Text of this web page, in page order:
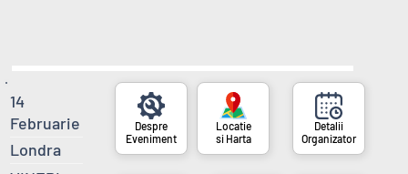
Eveniment
Organizator
si Harta
14
Februarie
Londra